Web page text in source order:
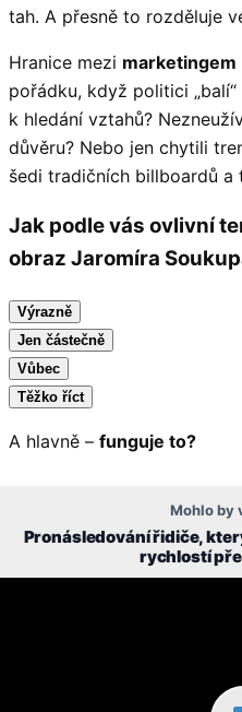
tah. A přesně to rozděluje
Hranice mezi marketingem
pořádku, když politici
k hledání vztahů?
důvěru? Nebo jen chytili
šedi tradičních billboardů a
Jak podle vás ovlivní
obraz Jaromíra
Výrazně
Jen částečně
Vůbec
Těžko říct
A hlavně – funguje to?
Mohlo by
Pronásledování řidiče,
rychlostí